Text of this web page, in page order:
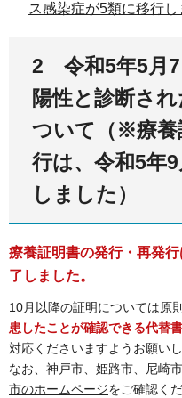
ス感染症が5類に移行し
2 令和5年5月7
陽性と診断さ
ついて（※療養
行は、令和5年
しました）
療養証明書の発行・再発
了しました。
10月以降の証明については原則
患したことが確認できる代替
対応くださいますようお願いし
なお、神戸市、姫路市、尼崎
市のホームページをご確認くだ